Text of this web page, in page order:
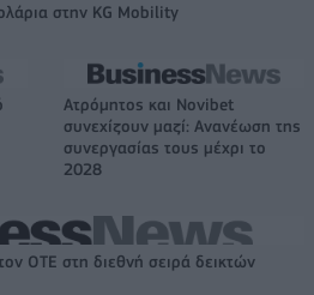
στην KG Mobility
Ατρόμητος και Novibet
συνεχίζουν μαζί: Ανανέωση της
συνεργασίας τους μέχρι το
2028
ΟΤΕ στη διεθνή σειρά δεικτών